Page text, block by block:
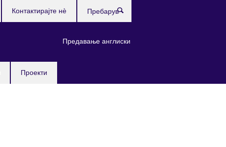
Проекти
Предавање англиски
Контактирајте нè